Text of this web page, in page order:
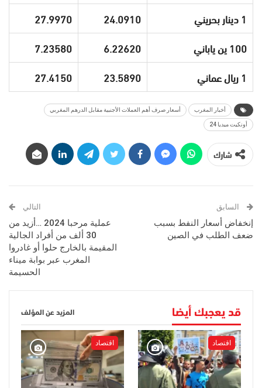
1 دينار بحريني
24.0910
27.9970
100 ين ياباني
6.22620
7.23580
1 ريال عماني
23.5890
27.4150
أخبار المغرب أسعار صرف أهم العملات الأجنبية مقابل الدرهم المغربي
أونكيت ميديا 24
شارك
السابق
إنخفاض أسعار النفط بسبب
ضعف الطلب في الصين
التالي
عملية مرحبا 2024 …أزيد من
30 ألف من أفراد الجالية
المقيمة بالخارج حلوا أو غادروا
المغرب عبر بوابة ميناء
الحسيمة
قد يعجبك أيضا المزيد عن المؤلف
اقتصاد اقتصاد